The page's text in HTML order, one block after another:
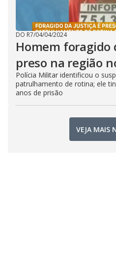
DO R7/04/04/2024
Homem foragido
preso na região
Polícia Militar identificou o
patrulhamento de rotina; ele
anos de prisão
VEJA MAIS